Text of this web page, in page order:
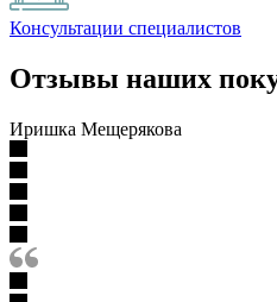
Консультации специалистов
Отзывы наших
Иришка Мещерякова